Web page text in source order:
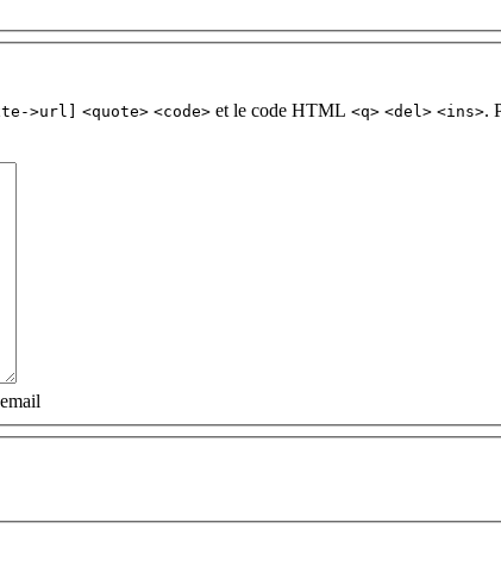
>url] <quote> <code> et le code HTML <q> <del> <ins>.